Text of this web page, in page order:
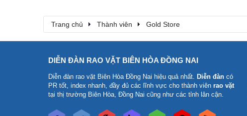
Trang chủ Thành viên Gold Store
DIỄN ĐÀN RAO VẶT BIÊN HÒA ĐỒNG NAI
Diễn đàn rao vặt Biên Hòa Đồng Nai hiệu quả nhất. Diễn đàn có
PR tốt, index nhanh, đầy đủ các lĩnh vực cho thành viên rao vặt
tại thị trường Biên Hòa, Đồng Nai cũng như các tỉnh lân cận.